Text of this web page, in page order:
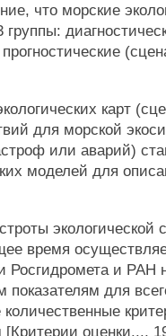
что морские
карт
для морской
или аварий)
моделей для
экологической
время
Росгидромета и РАН
показателям для
оценки...,